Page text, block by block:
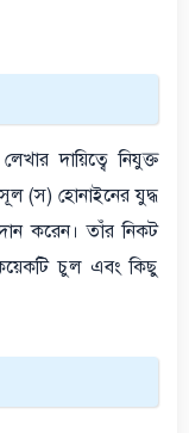
দায়িত্বে নিযুক্ত
(স) হোনাইনের যুদ্ধ
করেন। তাঁর নিকট
চুল এবং কিছু